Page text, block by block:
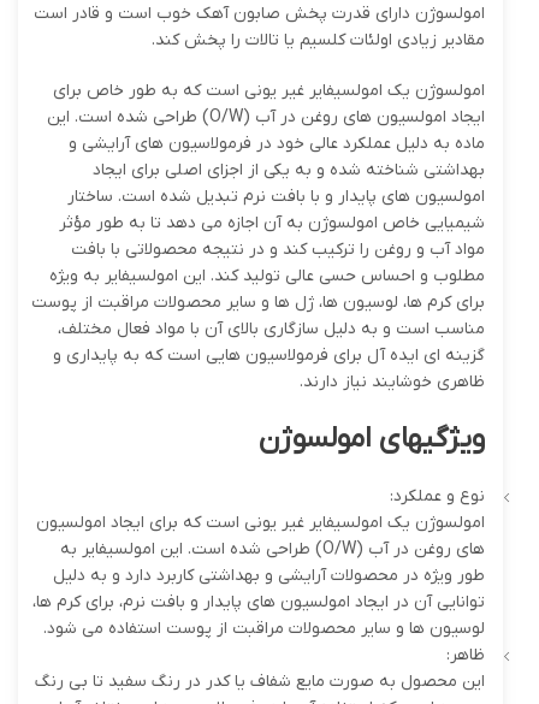
امولسوژن دارای قدرت پخش صابون آهک خوب است و قادر است
مقادیر زیادی اولئات کلسیم یا تالات را پخش کند.
امولسوژن یک امولسیفایر غیر یونی است که به طور خاص برای
ایجاد امولسیون های روغن در آب (O/W) طراحی شده است. این
ماده به دلیل عملکرد عالی خود در فرمولاسیون های آرایشی و
بهداشتی شناخته شده و به یکی از اجزای اصلی برای ایجاد
امولسیون های پایدار و با بافت نرم تبدیل شده است. ساختار
شیمیایی خاص امولسوژن به آن اجازه می دهد تا به طور مؤثر
مواد آب و روغن را ترکیب کند و در نتیجه محصولاتی با بافت
مطلوب و احساس حسی عالی تولید کند. این امولسیفایر به ویژه
برای کرم ها، لوسیون ها، ژل ها و سایر محصولات مراقبت از پوست
مناسب است و به دلیل سازگاری بالای آن با مواد فعال مختلف،
گزینه ای ایده آل برای فرمولاسیون هایی است که به پایداری و
ظاهری خوشایند نیاز دارند.
ویژگیهای امولسوژن
نوع و عملکرد:
امولسوژن یک امولسیفایر غیر یونی است که برای ایجاد امولسیون
های روغن در آب (O/W) طراحی شده است. این امولسیفایر به
طور ویژه در محصولات آرایشی و بهداشتی کاربرد دارد و به دلیل
توانایی آن در ایجاد امولسیون های پایدار و بافت نرم، برای کرم ها،
لوسیون ها و سایر محصولات مراقبت از پوست استفاده می شود.
ظاهر:
این محصول به صورت مایع شفاف یا کدر در رنگ سفید تا بی رنگ